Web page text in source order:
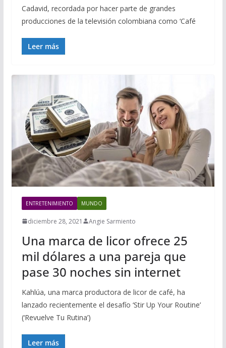
Cadavid, recordada por hacer parte de grandes
producciones de la televisión colombiana como ‘Café
Leer más
ENTRETENIMIENTO MUNDO
diciembre 28, 2021 Angie Sarmiento
Una marca de licor ofrece 25
mil dólares a una pareja que
pase 30 noches sin internet
Kahlúa, una marca productora de licor de café, ha
lanzado recientemente el desafío ‘Stir Up Your Routine’
(‘Revuelve Tu Rutina’)
Leer más